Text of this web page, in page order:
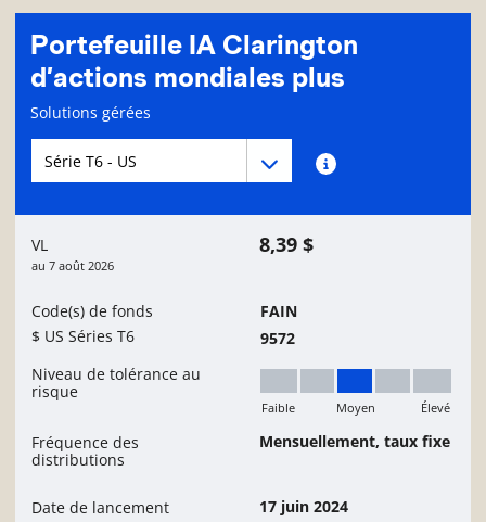
Portefeuille IA Clarington
d’actions mondiales plus
Page d'informations sur le fonds
Solutions gérées
Menu déroulant des séries du Fonds
Menu déroulant des séries du Fonds
VL
au 7 août 2026
8,39 $
Code(s) de fonds
$ US Séries T6
FAIN
9572
Niveau de tolérance au
risque
Moyen
Faible Moyen Élevé
Fréquence des
distributions
Mensuellement, taux fixe
Date de lancement 17 juin 2024